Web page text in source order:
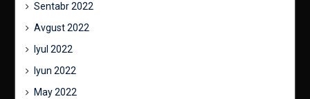
Sentabr 2022
Avgust 2022
Iyul 2022
Iyun 2022
May 2022